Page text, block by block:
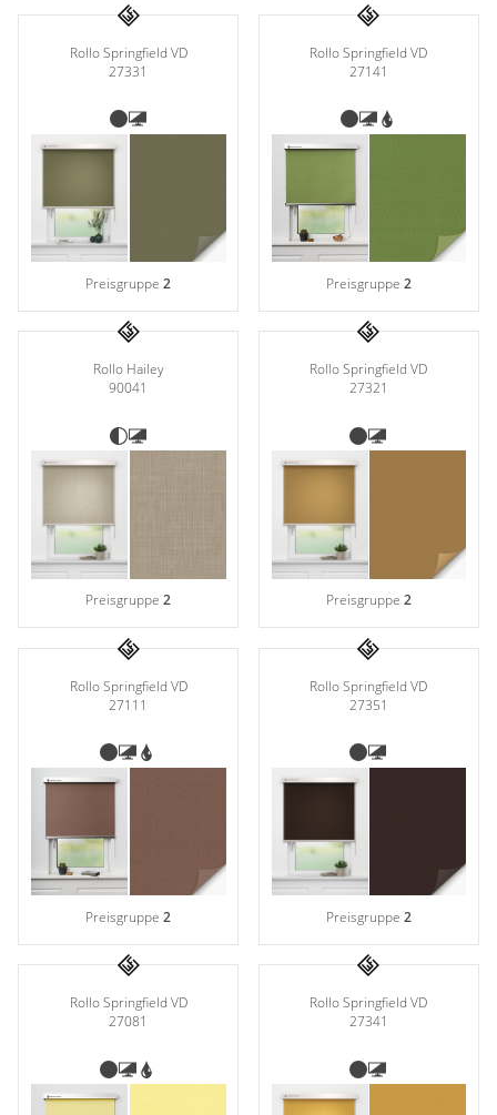
Rollo Springfield VD
27331
Preisgruppe2
Rollo Springfield VD
27141
Preisgruppe 2
Rollo Hailey
90041
Preisgruppe2
Rollo Springfield VD
27321
Preisgruppe 2
Rollo Springfield VD
27111
Preisgruppe2
Rollo Springfield VD
27351
Preisgruppe 2
Rollo Springfield VD
27081
Rollo Springfield VD
27341